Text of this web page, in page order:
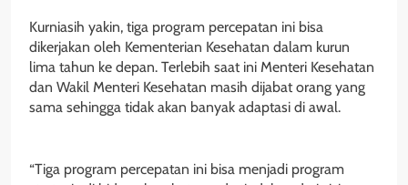
Kurniasih yakin, tiga program percepatan ini bisa
dikerjakan oleh Kementerian Kesehatan dalam kurun
lima tahun ke depan. Terlebih saat ini Menteri Kesehatan
dan Wakil Menteri Kesehatan masih dijabat orang yang
sama sehingga tidak akan banyak adaptasi di awal.
“Tiga program percepatan ini bisa menjadi program